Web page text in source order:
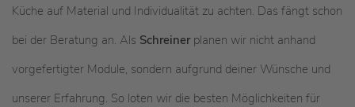
Küche auf Material und Individualität zu achten. Das fängt schon
bei der Beratung an. Als Schreinerplanen wir nicht anhand
vorgefertigter Module, sondern aufgrund deiner Wünsche und
unserer Erfahrung. So loten wir die besten Möglichkeiten für